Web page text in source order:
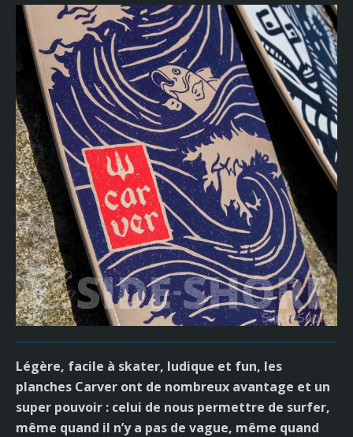
Légère, facile à skater, ludique et fun, les
planches Carver ont de nombreux avantage et un
super pouvoir : celui de nous permettre de surfer,
même quand il n’y a pas de vague, même quand